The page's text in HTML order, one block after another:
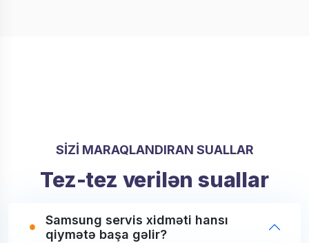
SİZİ MARAQLANDIRAN SUALLAR
Tez-tez verilən suallar
Samsung servis xidməti hansı
qiymətə başa gəlir?